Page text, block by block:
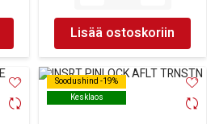
Lisää ostoskoriin
Soodushind -19%
Kesklaos
Soodushind -19%
Kesklaos